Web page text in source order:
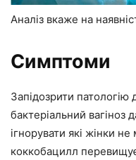
Аналіз вкаже на
Симптоми
Запідозрити патологію
бактеріальний вагіноз
ігнорувати які жінки
коккобацилл